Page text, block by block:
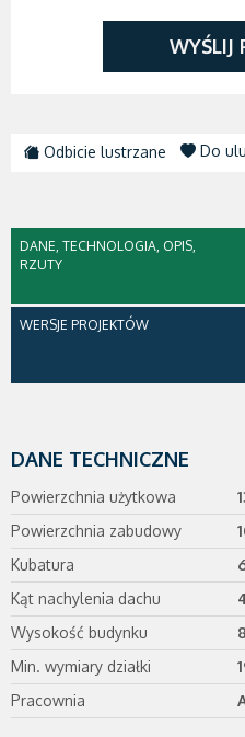
WYŚLIJ
Odbicie lustrzane Do
DANE, TECHNOLOGIA, OPIS,
RZUTY
WERSJE PROJEKTÓW
DANE TECHNICZNE
Powierzchnia użytkowa
Powierzchnia zabudowy
Kubatura
Kąt nachylenia dachu
Wysokość budynku
Min. wymiary działki
Pracownia